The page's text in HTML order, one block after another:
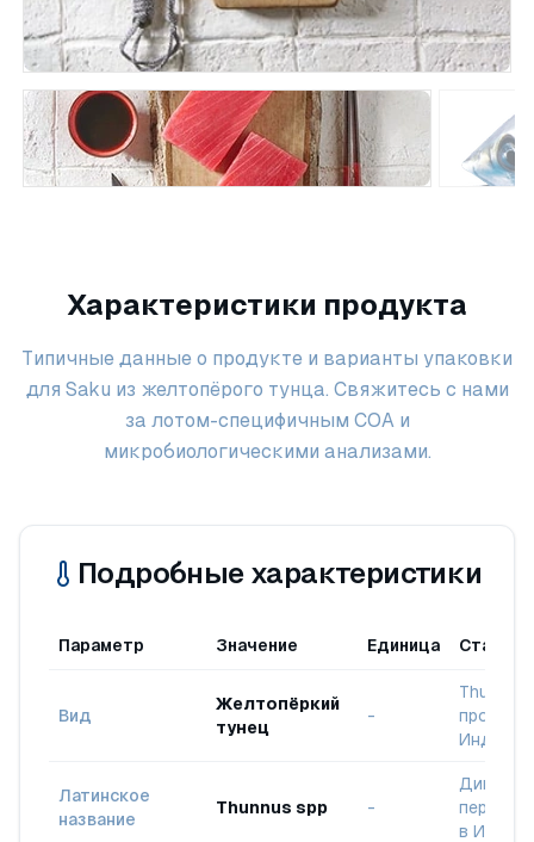
Характеристики продукта
Типичные данные о продукте и варианты упаковки
для Saku из желтопёрого тунца. Свяжитесь с нами
за лотом-специфичным COA и
микробиологическими анализами.
Подробные характеристики
Параметр Значение Единица
Вид
Желтопёркий
тунец
-
Латинское
название
Thunnus spp -
Дикий
в